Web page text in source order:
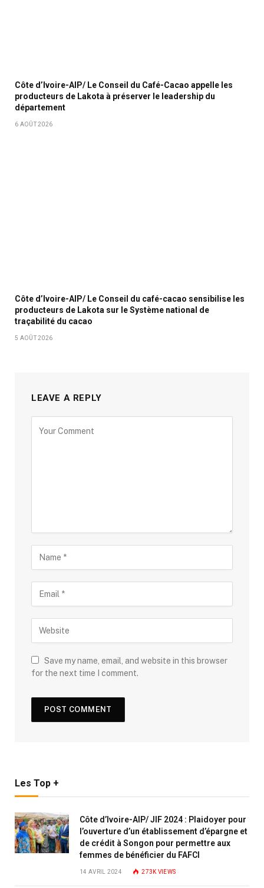
Côte d’Ivoire-AIP/ Le Conseil du Café-Cacao appelle les
producteurs de Lakota à préserver le leadership du
département
6 AOÛT 2026
Côte d’Ivoire-AIP/ Le Conseil du café-cacao sensibilise les
producteurs de Lakota sur le Système national de
traçabilité du cacao
5 AOÛT 2026
LEAVE A REPLY
Save my name, email, and website in this browser
for the next time I comment.
Les Top +
Côte d’Ivoire-AIP/ JIF 2024 : Plaidoyer pour
l’ouverture d’un établissement d’épargne et
de crédit à Songon pour permettre aux
femmes de bénéficier du FAFCI
14 AVRIL 2024 273KVIEWS